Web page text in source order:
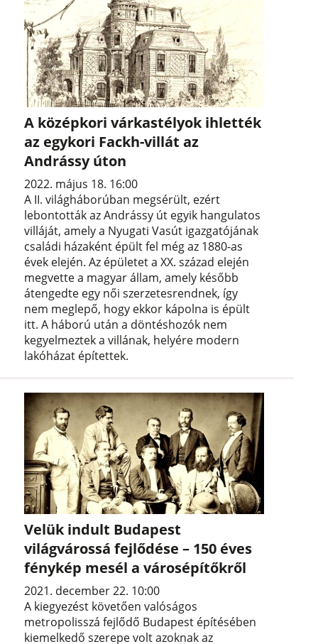
A középkori várkastélyok ihlették
az egykori Fackh-villát az
Andrássy úton
2022. május 18. 16:00
A II. világháborúban megsérült, ezért
lebontották az Andrássy út egyik hangulatos
villáját, amely a Nyugati Vasút igazgatójának
családi házaként épült fel még az 1880-as
évek elején. Az épületet a XX. század elején
megvette a magyar állam, amely később
átengedte egy női szerzetesrendnek, így
nem meglepő, hogy ekkor kápolna is épült
itt. A háború után a döntéshozók nem
kegyelmeztek a villának, helyére modern
lakóházat építettek.
Velük indult Budapest
világvárossá fejlődése – 150 éves
fénykép mesél a városépítőkről
2021. december 22. 10:00
A kiegyezést követően valóságos
metropolisszá fejlődő Budapest építésében
kiemelkedő szerepe volt azoknak az